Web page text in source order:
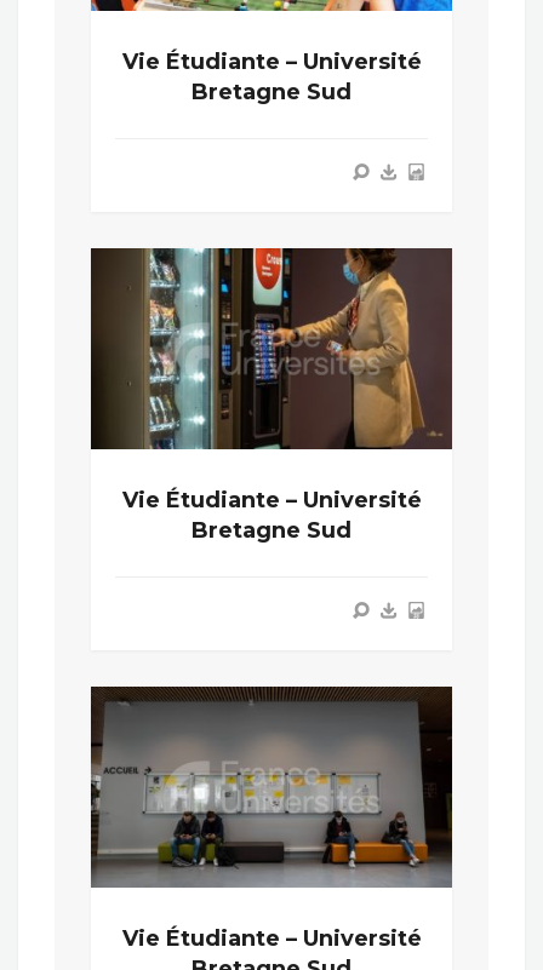
Vie Étudiante – Université
Bretagne Sud
Vie Étudiante – Université
Bretagne Sud
Vie Étudiante – Université